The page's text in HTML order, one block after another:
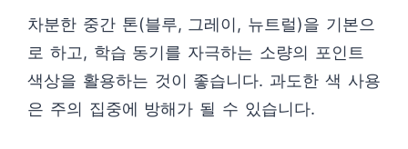
차분한 중간 톤(블루, 그레이, 뉴트럴)을 기본으
로 하고, 학습 동기를 자극하는 소량의 포인트
색상을 활용하는 것이 좋습니다. 과도한 색 사용
은 주의 집중에 방해가 될 수 있습니다.